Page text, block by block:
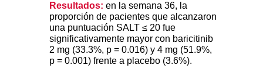
Resultados: en la semana 36, la
proporción de pacientes que alcanzaron
una puntuación SALT ≤ 20 fue
significativamente mayor con baricitinib
2 mg (33.3%, p = 0.016) y 4 mg (51.9%,
p = 0.001) frente a placebo (3.6%).